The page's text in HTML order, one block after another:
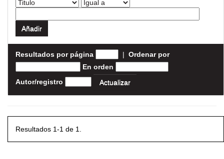
Resultados por página | Ordenar por
En orden
Autor/registro
Resultados 1-1 de 1.